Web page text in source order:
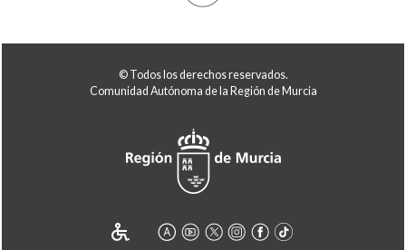
© Todos los derechos reservados.
Comunidad Autónoma de la Región de Murcia